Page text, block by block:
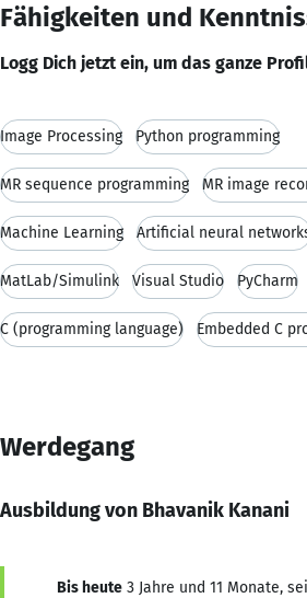
Fähigkeiten und
Logg Dich jetzt ein, um das ganze
Image Processing Python programming
MR sequence programming MR image
Machine Learning Artificial neural
MatLab/Simulink Visual Studio PyCharm
C (programming language) Embedded C
Werdegang
Ausbildung von Bhavanik Kanani
Bis heute 3 Jahre und 11 Monate,